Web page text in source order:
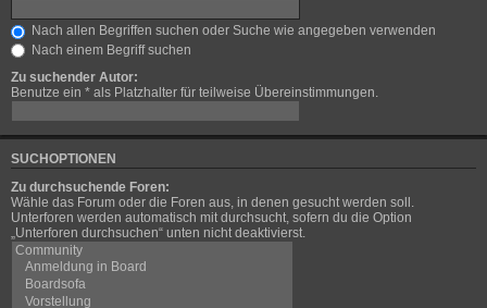
Nach allen Begriffen suchen oder Suche wie angegeben verwenden
Nach einem Begriff suchen
Zu suchender Autor:
Benutze ein * als Platzhalter für teilweise Übereinstimmungen.
SUCHOPTIONEN
Zu durchsuchende Foren:
Wähle das Forum oder die Foren aus, in denen gesucht werden soll.
Unterforen werden automatisch mit durchsucht, sofern du die Option
„Unterforen durchsuchen“ unten nicht deaktivierst.